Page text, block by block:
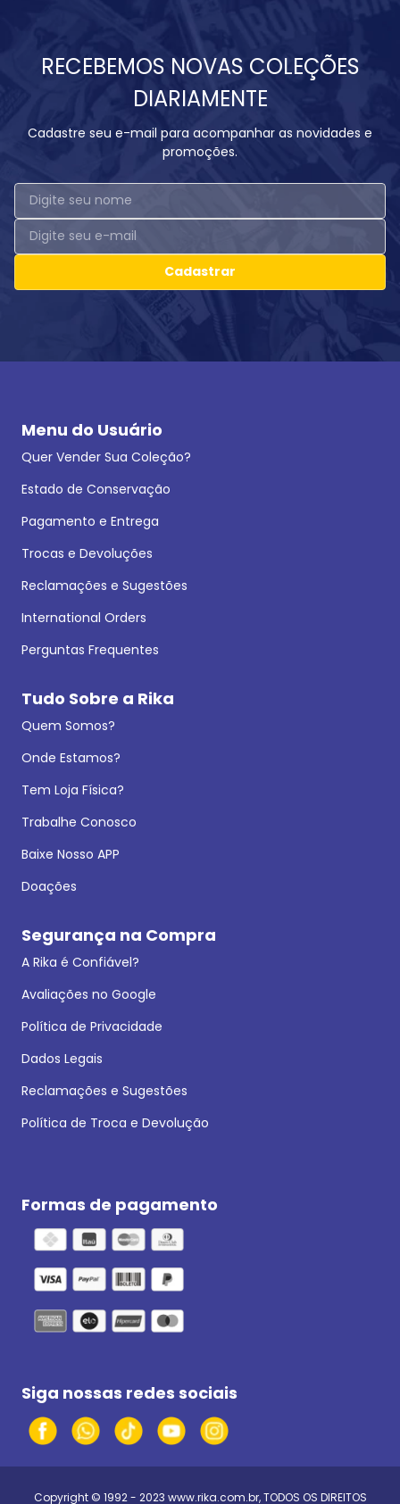
RECEBEMOS NOVAS COLEÇÕES
DIARIAMENTE
Cadastre seu e-mail para acompanhar as novidades e
promoções.
Cadastrar
Menu do Usuário
Quer Vender Sua Coleção?
Estado de Conservação
Pagamento e Entrega
Trocas e Devoluções
Reclamações e Sugestões
International Orders
Perguntas Frequentes
Tudo Sobre a Rika
Quem Somos?
Onde Estamos?
Tem Loja Física?
Trabalhe Conosco
Baixe Nosso APP
Doações
Segurança na Compra
A Rika é Confiável?
Avaliações no Google
Política de Privacidade
Dados Legais
Reclamações e Sugestões
Política de Troca e Devolução
Formas de pagamento
Siga nossas redes sociais
Copyright © 1992 - 2023 www.rika.com.br, TODOS OS DIREITOS